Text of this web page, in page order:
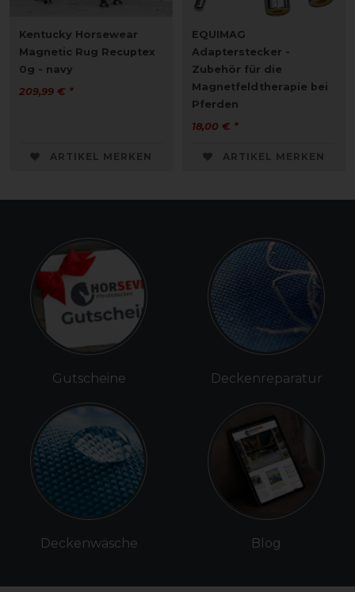
Kentucky Horsewear
Magnetic Rug Recuptex
0g - navy
209,99 € *
ARTIKEL MERKEN
EQUIMAG
Adapterstecker -
Zubehör für die
Magnetfeldtherapie bei
Pferden
18,00 € *
ARTIKEL MERKEN
Gutscheine
Deckenwäsche
Deckenreparatur
Blog